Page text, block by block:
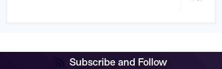
Subscribe and Follow